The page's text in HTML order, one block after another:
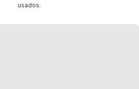
usados.